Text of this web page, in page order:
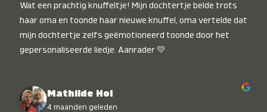
Wat een prachtig knuffeltje! Mijn dochtertje belde trots
haar oma en toonde haar nieuwe knuffel, oma vertelde dat
mijn dochtertje zelfs geëmotioneerd toonde door het
gepersonaliseerde liedje. Aanrader 💛
Mathilde Hol
4 maanden geleden